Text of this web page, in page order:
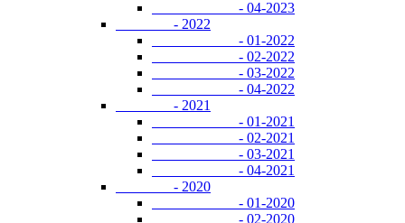
- 04-2023
- 2022
- 01-2022
- 02-2022
- 03-2022
- 04-2022
- 2021
- 01-2021
- 02-2021
- 03-2021
- 04-2021
- 2020
- 01-2020
- 02-2020